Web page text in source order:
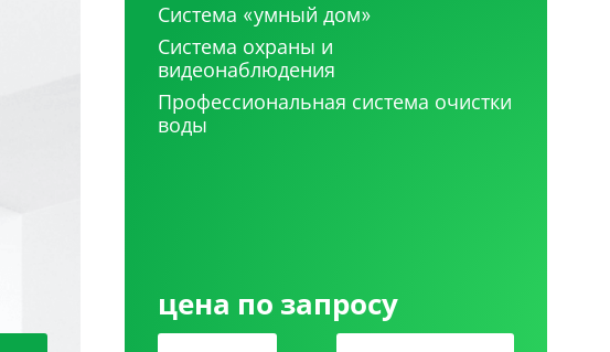
Система «умный дом»
Система охраны и
видеонаблюдения
Профессиональная система очистки
воды
цена по запросу